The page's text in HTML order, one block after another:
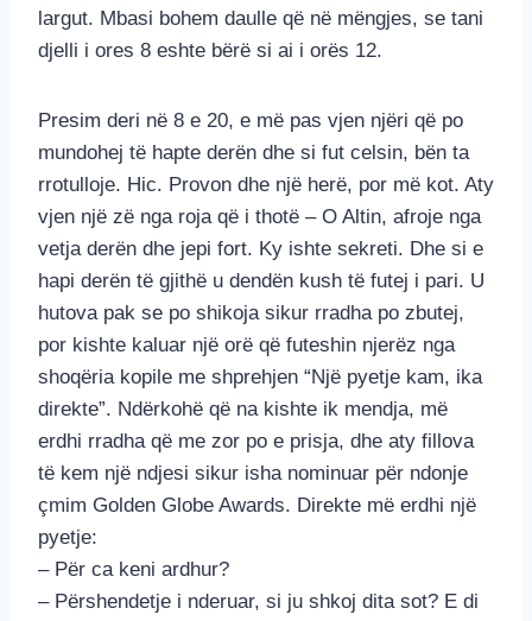
largut. Mbasi bohem daulle që në mëngjes, se tani
djelli i ores 8 eshte bërë si ai i orës 12.
Presim deri në 8 e 20, e më pas vjen njëri që po
mundohej të hapte derën dhe si fut celsin, bën ta
rrotulloje. Hic. Provon dhe një herë, por më kot. Aty
vjen një zë nga roja që i thotë – O Altin, afroje nga
vetja derën dhe jepi fort. Ky ishte sekreti. Dhe si e
hapi derën të gjithë u dendën kush të futej i pari. U
hutova pak se po shikoja sikur rradha po zbutej,
por kishte kaluar një orë që futeshin njerëz nga
shoqëria kopile me shprehjen “Një pyetje kam, ika
direkte”. Ndërkohë që na kishte ik mendja, më
erdhi rradha që me zor po e prisja, dhe aty fillova
të kem një ndjesi sikur isha nominuar për ndonje
çmim Golden Globe Awards. Direkte më erdhi një
pyetje:
– Për ca keni ardhur?
– Përshendetje i nderuar, si ju shkoj dita sot? E di